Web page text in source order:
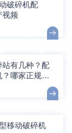
破碎机配
视频
站有几种？配
哪家正规、
移动破碎机